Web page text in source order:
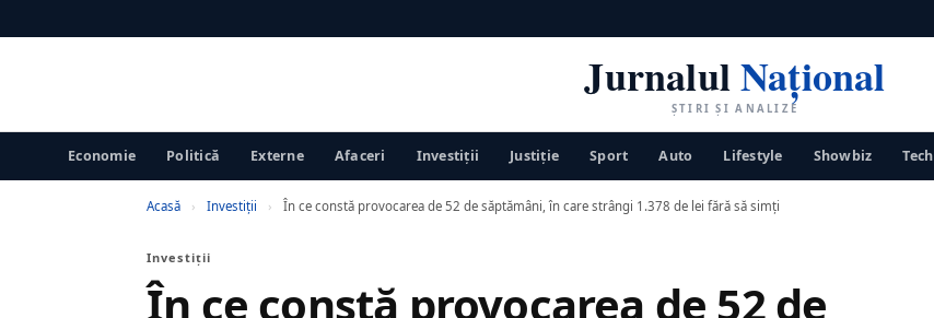
JurnalulNațional
ȘTIRI ȘI ANALIZE
Economie Politică Externe Afaceri Investiții Justiţie Sport Auto Lifestyle Showbiz Tech
Acasă › Investiții › În ce constă provocarea de 52 de săptămâni, în care strângi 1.378 de lei fără să simți
Investiții
În ce constă provocarea de 52 de